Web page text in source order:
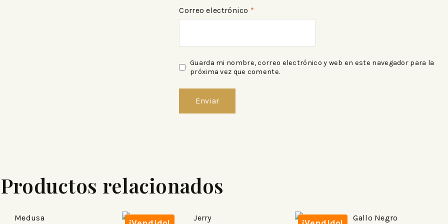
Correo electrónico *
Guarda mi nombre, correo electrónico y web en este navegador para la
próxima vez que comente.
Productos relacionados